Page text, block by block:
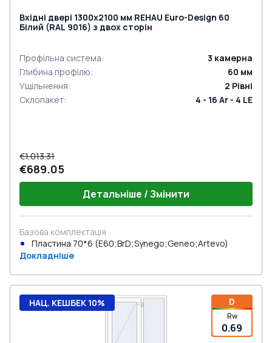
Вхідні двері 1300x2100 мм REHAU Euro-Design 60
Білий (RAL 9016) з двох сторін
Профільна система: 3 камерна
Глибина профілю: 60 мм
Ущільнення: 2 Рівні
Склопакет: 4 - 16 Ar - 4 LE
€1,013.31
€689.05
Детальніше / Змінити
Базова комплектація
Пластина 70*6 (E60;BrD;Synego;Geneo;Artevo)
Докладніше
D
Rw
0.69
НАЦ. КЕШБЕК 10%